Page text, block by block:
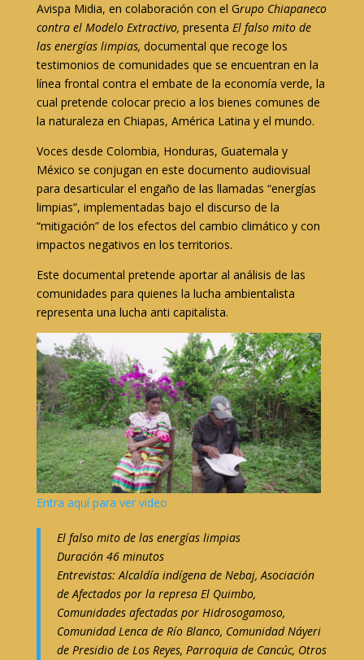
Avispa Midia, en colaboración con el Grupo Chiapaneco
contra el Modelo Extractivo, presenta El falso mito de
las energías limpias, documental que recoge los
testimonios de comunidades que se encuentran en la
línea frontal contra el embate de la economía verde, la
cual pretende colocar precio a los bienes comunes de
la naturaleza en Chiapas, América Latina y el mundo.
Voces desde Colombia, Honduras, Guatemala y
México se conjugan en este documento audiovisual
para desarticular el engaño de las llamadas “energías
limpias”, implementadas bajo el discurso de la
“mitigación” de los efectos del cambio climático y con
impactos negativos en los territorios.
Este documental pretende aportar al análisis de las
comunidades para quienes la lucha ambientalista
representa una lucha anti capitalista.
Entra aquí para ver video
El falso mito de las energías limpias
Duración 46 minutos
Entrevistas: Alcaldía indígena de Nebaj, Asociación
de Afectados por la represa El Quimbo,
Comunidades afectadas por Hidrosogamoso,
Comunidad Lenca de Río Blanco, Comunidad Náyeri
de Presidio de Los Reyes, Parroquia de Cancúc, Otros